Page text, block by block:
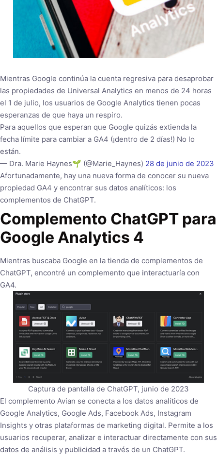
Mientras Google continúa la cuenta regresiva para desaprobar
las propiedades de Universal Analytics en menos de 24 horas
el 1 de julio, los usuarios de Google Analytics tienen pocas
esperanzas de que haya un respiro.
Para aquellos que esperan que Google quizás extienda la
fecha límite para cambiar a GA4 (¡dentro de 2 días!) No lo
están.
— Dra. Marie Haynes🌱 (@Marie_Haynes) 28 de junio de 2023
Afortunadamente, hay una nueva forma de conocer su nueva
propiedad GA4 y encontrar sus datos analíticos: los
complementos de ChatGPT.
Complemento ChatGPT para
Google Analytics 4
Mientras buscaba Google en la tienda de complementos de
ChatGPT, encontré un complemento que interactuaría con
GA4.
Captura de pantalla de ChatGPT, junio de 2023
El complemento Avian se conecta a los datos analíticos de
Google Analytics, Google Ads, Facebook Ads, Instagram
Insights y otras plataformas de marketing digital. Permite a los
usuarios recuperar, analizar e interactuar directamente con sus
datos de análisis y publicidad a través de un ChatGPT.